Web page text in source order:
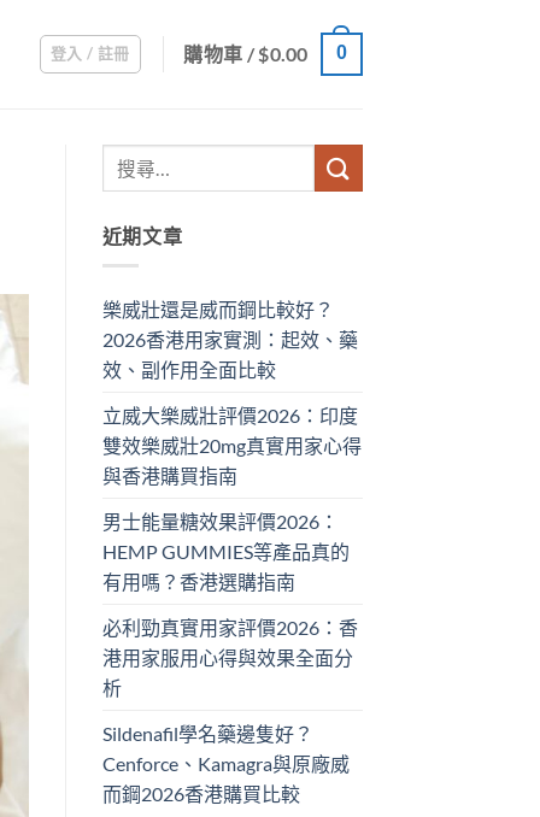
登入 / 註冊 購物車 /$0.00 0
近期文章
樂威壯還是威而鋼比較好？
2026香港用家實測：起效、藥
效、副作用全面比較
立威大樂威壯評價2026：印度
雙效樂威壯20mg真實用家心得
與香港購買指南
男士能量糖效果評價2026：
HEMP GUMMIES等產品真的
有用嗎？香港選購指南
必利勁真實用家評價2026：香
港用家服用心得與效果全面分
析
Sildenafil學名藥邊隻好？
Cenforce、Kamagra與原廠威
而鋼2026香港購買比較